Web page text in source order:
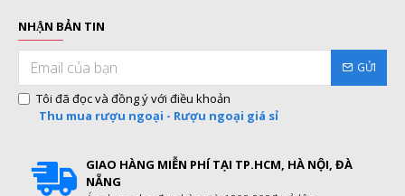
NHẬN BẢN TIN
GỬI
Tôi đã đọc và đồng ý với điều khoản
Thu mua rượu ngoại - Rượu ngoại giá sỉ
GIAO HÀNG MIỄN PHÍ TẠI TP.HCM, HÀ NỘI, ĐÀ
NẴNG